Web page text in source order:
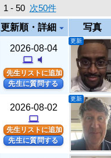
1 - 50 次50件
更新順・詳細 arrow_drop_down 写真
2026-08-04
computer volume_mute
先生リストに追加
先生に質問する
更新
2026-08-02
computer
先生リストに追加
先生に質問する
更新